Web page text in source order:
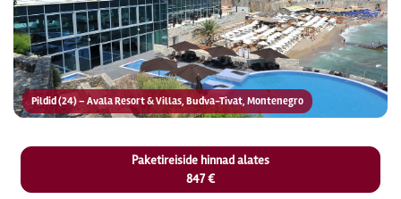
Pildid (24) – Avala Resort & Villas, Budva-Tivat, Montenegro
Paketireiside hinnad alates
847 €